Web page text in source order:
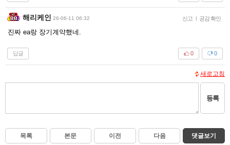
해리케인 26-06-11 06:32 신고 | 공감 확인
진짜 ea랑 장기계약했네.
답글 0
0
새로고침
등록
목록 본문 이전 다음 댓글보기